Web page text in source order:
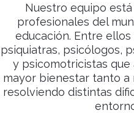
Nuestro equipo
profesionales del
educación. Entre
psiquiatras, psicólogos,
y psicomotricistas que
mayor bienestar tanto
resolviendo distintas